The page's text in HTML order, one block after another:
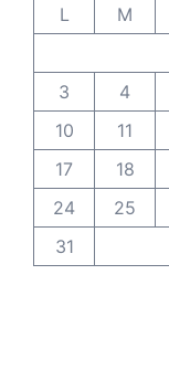
L
M
3
4
10
11
17
18
24
25
31